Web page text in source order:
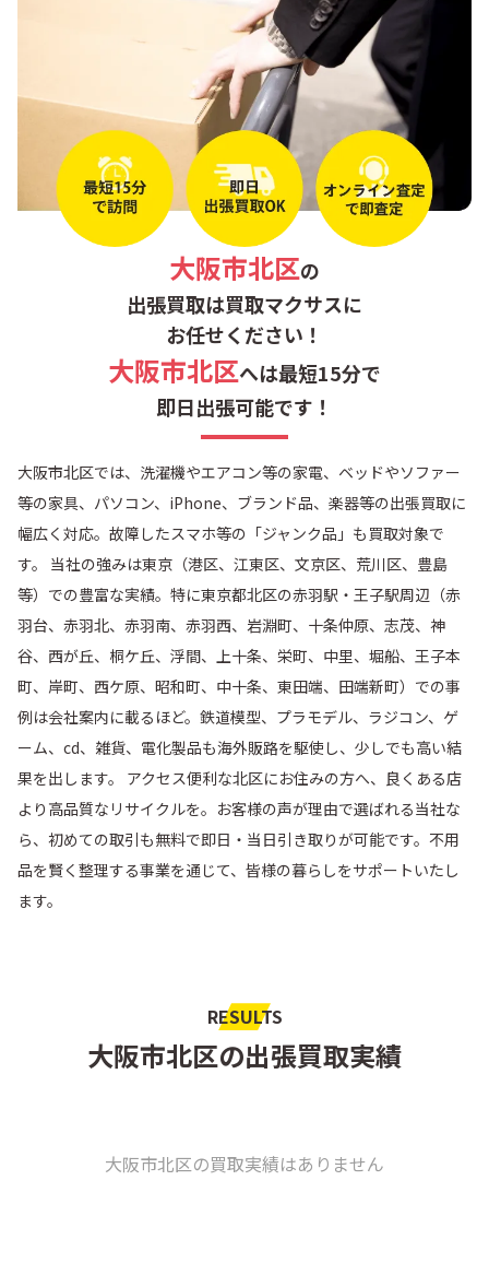
阿倍野区 鶴見区
大阪市北区の
出張買取は買取マクサスに
お任せください！
大阪市北区へは最短15分で
即日出張可能です！
大阪市北区では、洗濯機やエアコン等の家電、ベッドやソファー
等の家具、パソコン、iPhone、ブランド品、楽器等の出張買取に
幅広く対応。故障したスマホ等の「ジャンク品」も買取対象で
す。 当社の強みは東京（港区、江東区、文京区、荒川区、豊島
等）での豊富な実績。特に東京都北区の赤羽駅・王子駅周辺（赤
羽台、赤羽北、赤羽南、赤羽西、岩淵町、十条仲原、志茂、神
谷、西が丘、桐ケ丘、浮間、上十条、栄町、中里、堀船、王子本
町、岸町、西ケ原、昭和町、中十条、東田端、田端新町）での事
例は会社案内に載るほど。鉄道模型、プラモデル、ラジコン、ゲ
ーム、cd、雑貨、電化製品も海外販路を駆使し、少しでも高い結
果を出します。 アクセス便利な北区にお住みの方へ、良くある店
より高品質なリサイクルを。お客様の声が理由で選ばれる当社な
ら、初めての取引も無料で即日・当日引き取りが可能です。不用
品を賢く整理する事業を通じて、皆様の暮らしをサポートいたし
ます。
RESULTS
大阪市北区の出張買取実績
大阪市北区の買取実績はありません